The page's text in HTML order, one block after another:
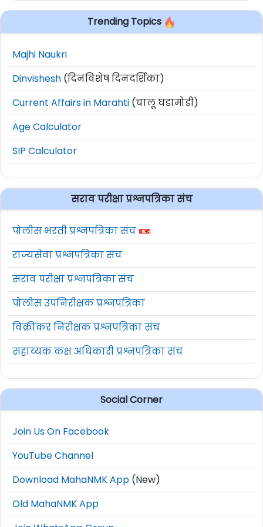
4
(Electronics) किंवा PG
डिप्लोमा (VLSI) किंवा M.Sc
Mathematics) किंवा M.E /
M Tech
(Microelectronics/VLSI,
Electronic System Design,
Applied
Mathematics) किंवा Ph.D
+ 09 ते 13 वर्षे अनुभव
5
(Electronics) किंवा PG
डिप्लोमा (VLSI) किंवा M.Sc
(Electronics,
Mathematics) किंवा M.E /
M Tech
(Microelectronics/VLSI,
Electronic System Design,
Applied
Mathematics) किंवा Ph.D
(Microelectronics / VLSI)
+ 13 ते 18 वर्षे अनुभव
60% गुणांसह B.E./B.Tech
(Electronics) किंवा PG
डिप्लोमा (VLSI) किंवा M.Sc
Mathematics) किंवा M.E /
Trending Topics
Majhi Naukri
Dinvishesh (दिनविशेष दिनदर्शिका)
Current Affairs in Marahti (चालू घडामोडी)
Age Calculator
SIP Calculator
सराव परीक्षा प्रश्नपत्रिका संच
पोलीस भरती प्रश्नपत्रिका संच
राज्यसेवा प्रश्नपत्रिका संच
सराव परीक्षा प्रश्नपत्रिका संच
पोलीस उपनिरीक्षक प्रश्नपत्रिका
विक्रीकर निरीक्षक प्रश्नपत्रिका संच
सहाय्यक कक्ष अधिकारी प्रश्नपत्रिका संच
Social Corner
Join Us On Facebook
YouTube Channel
Download MahaNMK App (New)
Old MahaNMK App